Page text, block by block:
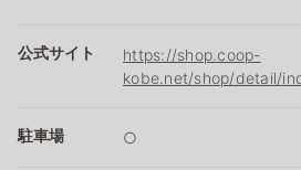
公式サイト
https://shop.coop-
kobe.net/shop/detail/
駐車場 ○